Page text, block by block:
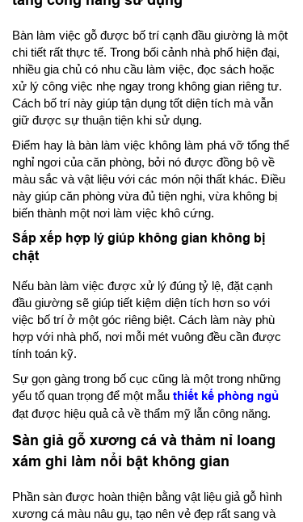
Bàn làm việc gỗ được bố trí cạnh đầu giường là một
chi tiết rất thực tế. Trong bối cảnh nhà phố hiện đại,
nhiều gia chủ có nhu cầu làm việc, đọc sách hoặc
xử lý công việc nhẹ ngay trong không gian riêng tư.
Cách bố trí này giúp tận dụng tốt diện tích mà vẫn
giữ được sự thuận tiện khi sử dụng.
Điểm hay là bàn làm việc không làm phá vỡ tổng thể
nghỉ ngơi của căn phòng, bởi nó được đồng bộ về
màu sắc và vật liệu với các món nội thất khác. Điều
này giúp căn phòng vừa đủ tiện nghi, vừa không bị
biến thành một nơi làm việc khô cứng.
Sắp xếp hợp lý giúp không gian không bị
chật
Nếu bàn làm việc được xử lý đúng tỷ lệ, đặt cạnh
đầu giường sẽ giúp tiết kiệm diện tích hơn so với
việc bố trí ở một góc riêng biệt. Cách làm này phù
hợp với nhà phố, nơi mỗi mét vuông đều cần được
tính toán kỹ.
Sự gọn gàng trong bố cục cũng là một trong những
yếu tố quan trọng để một mẫu thiết kế phòng ngủ
đạt được hiệu quả cả về thẩm mỹ lẫn công năng.
Sàn giả gỗ xương cá và thảm nỉ loang
xám ghi làm nổi bật không gian
Phần sàn được hoàn thiện bằng vật liệu giả gỗ hình
xương cá màu nâu gụ, tạo nên vẻ đẹp rất sang và